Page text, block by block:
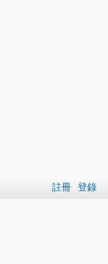
註冊 登錄